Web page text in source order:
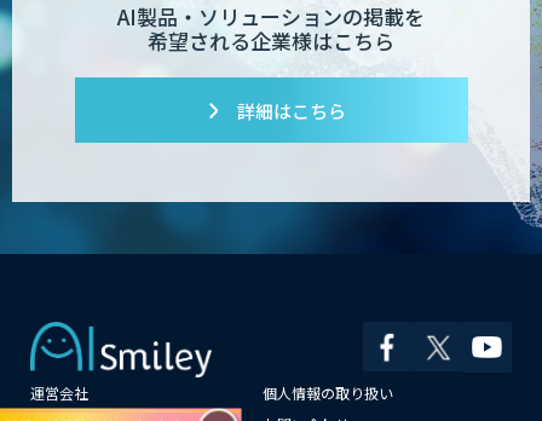
AI製品・ソリューションの掲載を
希望される企業様はこちら
詳細はこちら
運営会社
個人情報の取り扱い